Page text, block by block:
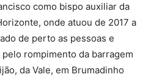
como bispo auxiliar da
onde atuou de 2017 a
de perto as pessoas e
rompimento da barragem
da Vale, em Brumadinho